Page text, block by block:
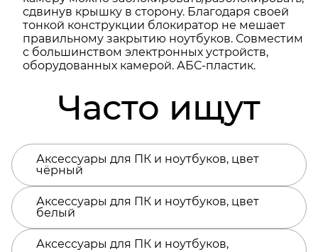
сдвинув крышку в сторону. Благодаря своей
тонкой конструкции блокиратор не мешает
правильному закрытию ноутбуков. Совместим
с большинством электронных устройств,
оборудованных камерой. АБС-пластик.
Часто ищут
Аксессуары для ПК и ноутбуков, цвет
чёрный
Аксессуары для ПК и ноутбуков, цвет
белый
Аксессуары для ПК и ноутбуков,